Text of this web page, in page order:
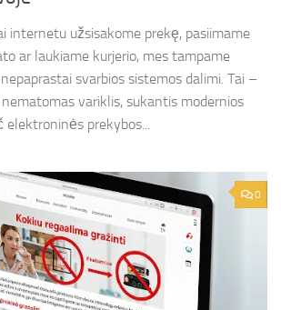
internetu užsisakome prekę, pasiimame
ar laukiame kurjerio, mes tampame
svarbios sistemos dalimi. Tai –
variklis, sukantis modernios
elektroninės prekybos...
0